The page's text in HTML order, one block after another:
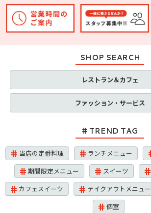
SHOP SEARCH
レストラン＆カフェ
ファッション・サービス
TREND TAG
当店の定番料理 ランチメニュー
期間限定メニュー
スイーツ
カフェスイーツ
テイクアウトメニュー
個室